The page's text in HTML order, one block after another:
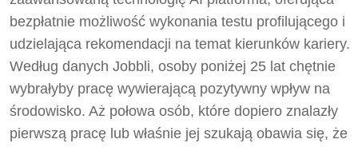
bezpłatnie możliwość wykonania testu profilującego i
udzielająca rekomendacji na temat kierunków kariery.
Według danych Jobbli, osoby poniżej 25 lat chętnie
wybrałyby pracę wywierającą pozytywny wpływ na
środowisko. Aż połowa osób, które dopiero znalazły
pierwszą pracę lub właśnie jej szukają obawia się, że